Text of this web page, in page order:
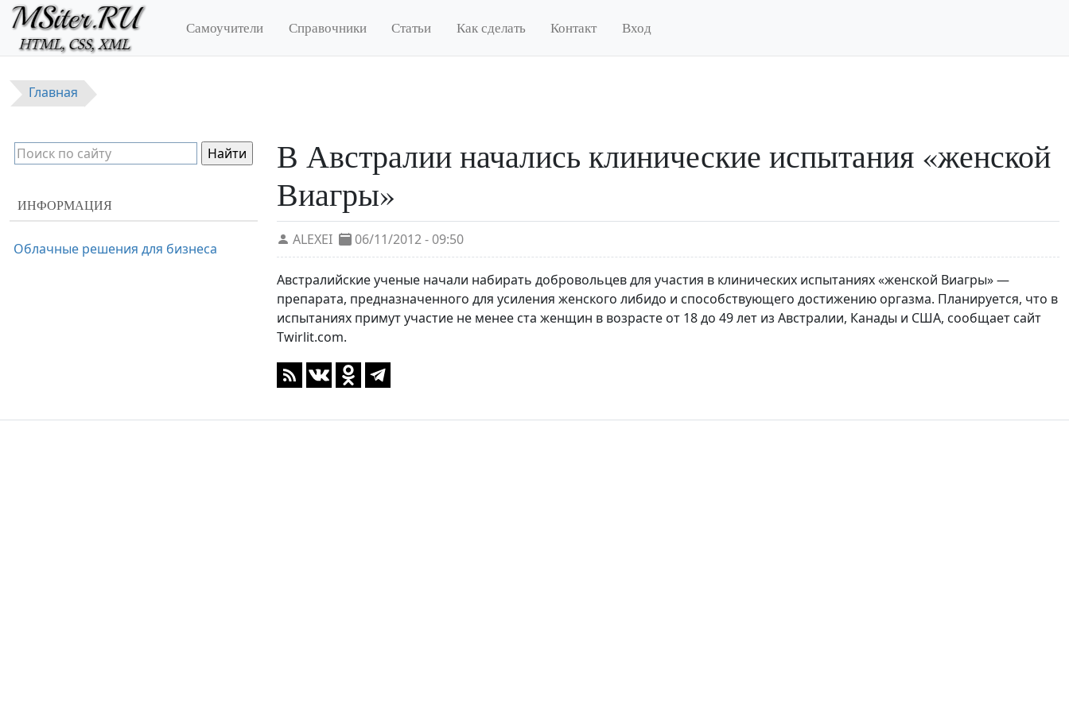
Перейти к основному содержанию
Самоучители Справочники Статьи Как сделать Контакт Вход
Главная
В Австралии начались клинические испытания «женской
Виагры»
ALEXEI 06/11/2012 - 09:50
Австралийские ученые начали набирать добровольцев для участия в клинических испытаниях «женской Виагры» —
препарата, предназначенного для усиления женского либидо и способствующего достижению оргазма. Планируется, что в
испытаниях примут участие не менее ста женщин в возрасте от 18 до 49 лет из Австралии, Канады и США, сообщает сайт
Twirlit.com.
ИНФОРМАЦИЯ
Облачные решения для бизнеса